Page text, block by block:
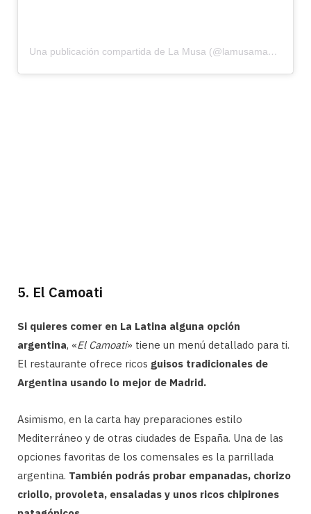
Una publicación compartida de La Musa (@lamusamadrid)
5. El Camoati
Si quieres comer en La Latina alguna opción
argentina, «El Camoati» tiene un menú detallado para ti.
El restaurante ofrece ricos guisos tradicionales de
Argentina usando lo mejor de Madrid.
Asimismo, en la carta hay preparaciones estilo
Mediterráneo y de otras ciudades de España. Una de las
opciones favoritas de los comensales es la parrillada
argentina. También podrás probar empanadas, chorizo
criollo, provoleta, ensaladas y unos ricos chipirones